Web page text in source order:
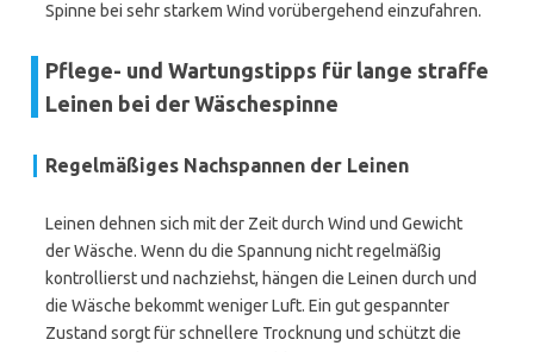
Spinne bei sehr starkem Wind vorübergehend einzufahren.
Pflege- und Wartungstipps für lange straffe
Leinen bei der Wäschespinne
Regelmäßiges Nachspannen der Leinen
Leinen dehnen sich mit der Zeit durch Wind und Gewicht
der Wäsche. Wenn du die Spannung nicht regelmäßig
kontrollierst und nachziehst, hängen die Leinen durch und
die Wäsche bekommt weniger Luft. Ein gut gespannter
Zustand sorgt für schnellere Trocknung und schützt die